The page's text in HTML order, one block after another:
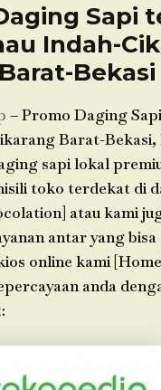
Sapi
Indah-
Barat-Bekasi
– Promo Daging
Barat-Bekasi,
sapi lokal
toko terdekat di
atau kami
antar yang bisa
online kami
anda